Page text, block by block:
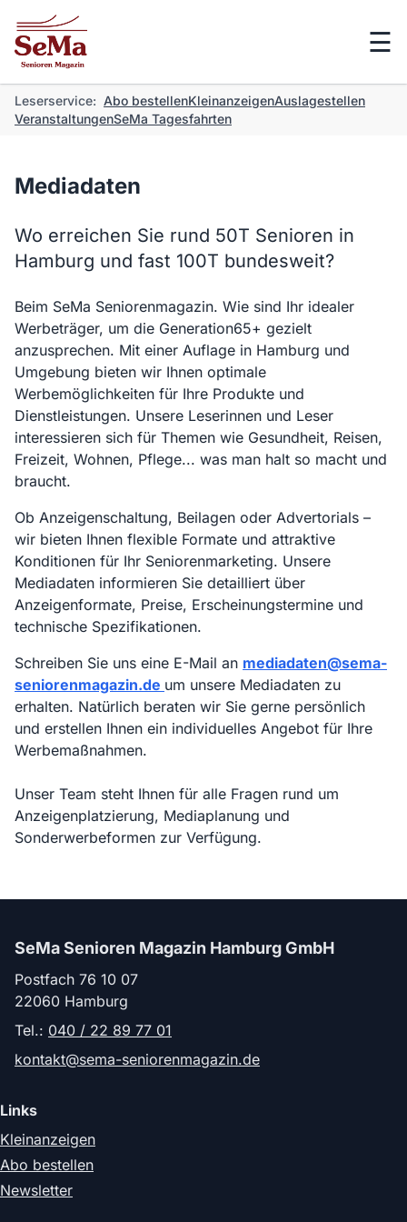
☰
Leserservice: Abo bestellenKleinanzeigenAuslagestellen
VeranstaltungenSeMa Tagesfahrten
Mediadaten
Wo erreichen Sie rund 50T Senioren in
Hamburg und fast 100T bundesweit?
Beim SeMa Seniorenmagazin. Wie sind Ihr idealer
Werbeträger, um die Generation65+ gezielt
anzusprechen. Mit einer Auflage in Hamburg und
Umgebung bieten wir Ihnen optimale
Werbemöglichkeiten für Ihre Produkte und
Dienstleistungen. Unsere Leserinnen und Leser
interessieren sich für Themen wie Gesundheit, Reisen,
Freizeit, Wohnen, Pflege... was man halt so macht und
braucht.
Ob Anzeigenschaltung, Beilagen oder Advertorials –
wir bieten Ihnen flexible Formate und attraktive
Konditionen für Ihr Seniorenmarketing. Unsere
Mediadaten informieren Sie detailliert über
Anzeigenformate, Preise, Erscheinungstermine und
technische Spezifikationen.
Schreiben Sie uns eine E-Mail an mediadaten@sema-
seniorenmagazin.de um unsere Mediadaten zu
erhalten. Natürlich beraten wir Sie gerne persönlich
und erstellen Ihnen ein individuelles Angebot für Ihre
Werbemaßnahmen.
Unser Team steht Ihnen für alle Fragen rund um
Anzeigenplatzierung, Mediaplanung und
Sonderwerbeformen zur Verfügung.
SeMa Senioren Magazin Hamburg GmbH
Postfach 76 10 07
22060 Hamburg
Tel.: 040 / 22 89 77 01
kontakt@sema-seniorenmagazin.de
Links
Kleinanzeigen
Abo bestellen
Newsletter